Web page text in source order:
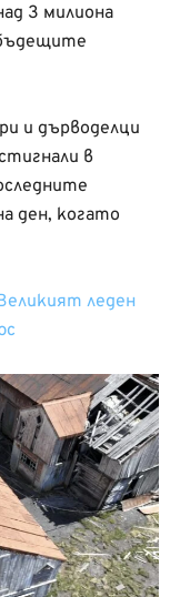
3 милиона
бъдещите
и дърводелци
в
ден, когато
леден